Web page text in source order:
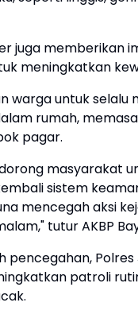
juga memberikan
meningkatkan
warga untuk selalu
rumah,
pagar.
masyarakat
sistem
mencegah aksi
tutur AKBP
pencegahan,
patroli